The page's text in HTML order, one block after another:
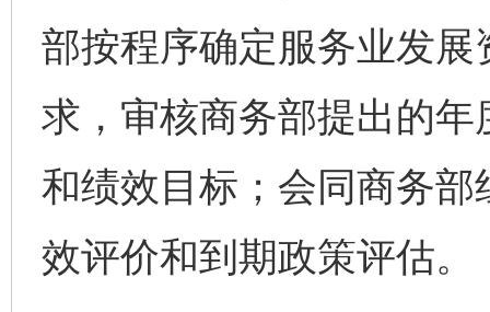
部按程序确定服务业发
求，审核商务部提出的
和绩效目标；会同商务
效评价和到期政策评估。